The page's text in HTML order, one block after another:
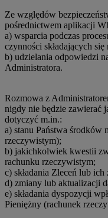
Ze względów
pośrednictwem aplikacji
a) wsparcia podczas
czynności składających
b) udzielania odpowiedzi
Administratora.
Rozmowa z
nigdy nie będzie zawierać
dotyczyć m.in.:
a) stanu Państwa środków
rzeczywistym);
b) jakichkolwiek kwestii
rachunku rzeczywistym;
c) składania Zleceń lub
d) zmiany lub aktualizacji
e) składania dyspozycji
Pieniężny (rachunek